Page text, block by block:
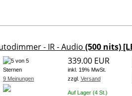
- IR - Audio(500 nits)
9 Meinungen
339.00 EUR
inkl. 19% MwSt.
zzgl. Versand
Auf Lager (4 St.)